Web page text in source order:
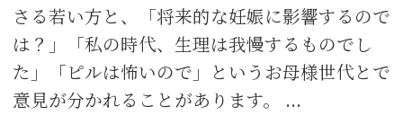
さる若い方と、「将来的な妊娠に影響するので
は？」「私の時代、生理は我慢するものでし
た」「ピルは怖いので」というお母様世代とで
意見が分かれることがあります。 ...